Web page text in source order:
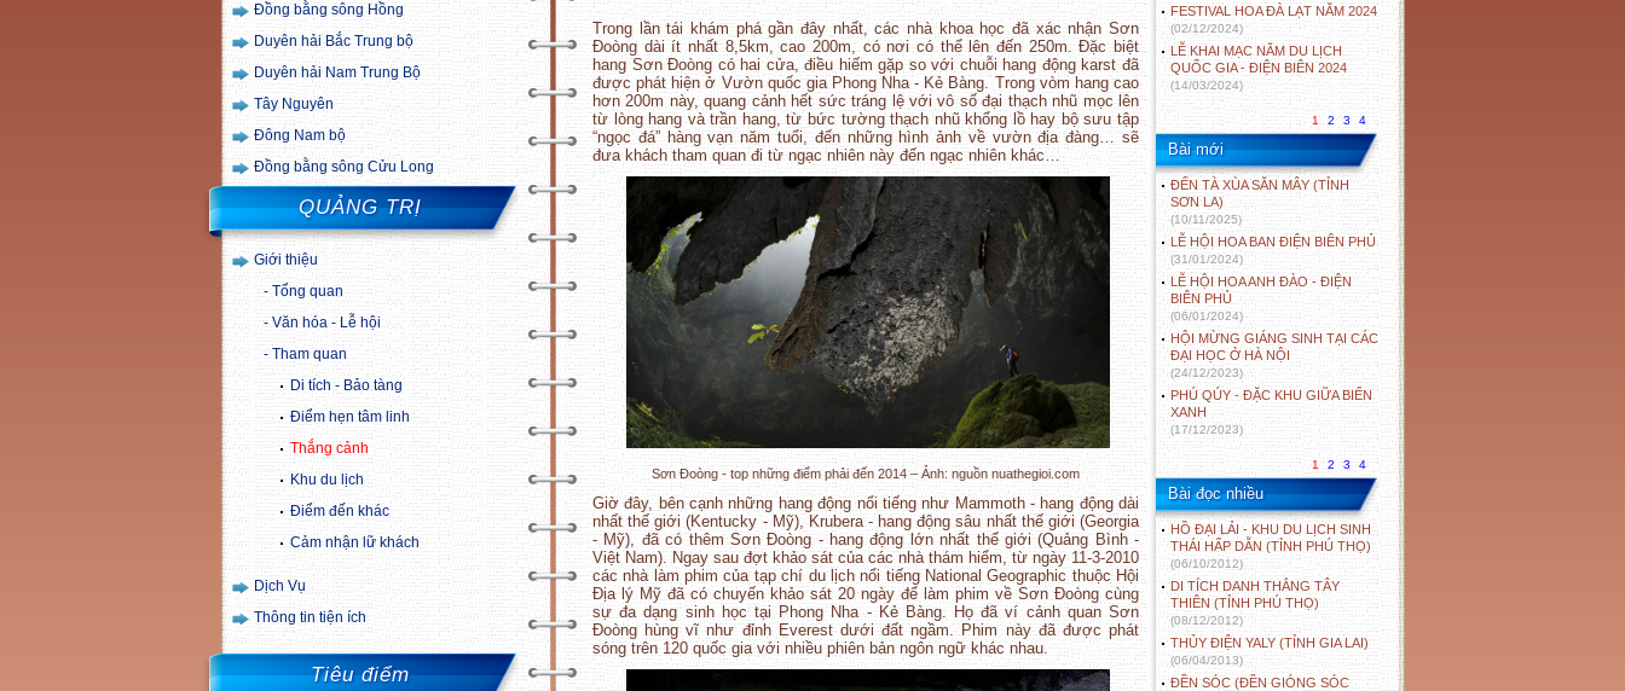
Đồng bằng sông Hồng
Duyên hải Bắc Trung bộ
Duyên hải Nam Trung Bộ
Tây Nguyên
Đông Nam bộ
Đồng bằng sông Cửu Long
QUẢNG TRỊ
Giới thiệu
Tổng quan
Văn hóa - Lễ hội
Tham quan
Di tích - Bảo tàng
Điểm hẹn tâm linh
Thắng cảnh
Khu du lịch
Điểm đến khác
Cảm nhận lữ khách
Dịch Vụ
Thông tin tiện ích
Tiêu điểm
Trong lần tái khám phá gần đây nhất, các nhà khoa học đã xác nhận Sơn
Đoòng dài ít nhất 8,5km, cao 200m, có nơi có thể lên đến 250m. Đặc biệt
hang Sơn Đoòng có hai cửa, điều hiếm gặp so với chuỗi hang động karst đã
được phát hiện ở Vườn quốc gia Phong Nha - Kẻ Bàng. Trong vòm hang cao
hơn 200m này, quang cảnh hết sức tráng lệ với vô số đại thạch nhũ mọc lên
từ lòng hang và trần hang, từ bức tường thạch nhũ khổng lồ hay bộ sưu tập
“ngọc đá” hàng vạn năm tuổi, đến những hình ảnh về vườn địa đàng… sẽ
đưa khách tham quan đi từ ngạc nhiên này đến ngạc nhiên khác…
Sơn Đoòng - top những điểm phải đến 2014 – Ảnh: nguồn nuathegioi.com
Giờ đây, bên cạnh những hang động nổi tiếng như Mammoth - hang động dài
nhất thế giới (Kentucky - Mỹ), Krubera - hang động sâu nhất thế giới (Georgia
- Mỹ), đã có thêm Sơn Đoòng - hang động lớn nhất thế giới (Quảng Bình -
Việt Nam). Ngay sau đợt khảo sát của các nhà thám hiểm, từ ngày 11-3-2010
các nhà làm phim của tạp chí du lịch nổi tiếng National Geographic thuộc Hội
Địa lý Mỹ đã có chuyến khảo sát 20 ngày để làm phim về Sơn Đoòng cùng
sự đa dạng sinh học tại Phong Nha - Kẻ Bàng. Họ đã ví cảnh quan Sơn
Đoòng hùng vĩ như đỉnh Everest dưới đất ngầm. Phim này đã được phát
sóng trên 120 quốc gia với nhiều phiên bản ngôn ngữ khác nhau.
FESTIVAL HOA ĐÀ LẠT NĂM 2024
(02/12/2024)
LỄ KHAI MẠC NĂM DU LỊCH
QUỐC GIA - ĐIỆN BIÊN 2024
(14/03/2024)
1 2 3 4
Bài mới
ĐẾN TÀ XÙA SĂN MÂY (TỈNH
SƠN LA)
(10/11/2025)
LỄ HỘI HOA BAN ĐIỆN BIÊN PHỦ
(31/01/2024)
LỄ HỘI HOA ANH ĐÀO - ĐIỆN
BIÊN PHỦ
(06/01/2024)
HỘI MỪNG GIÁNG SINH TẠI CÁC
ĐẠI HỌC Ở HÀ NỘI
(24/12/2023)
PHÚ QÚY - ĐẶC KHU GIỮA BIỂN
XANH
(17/12/2023)
1 2 3 4
Bài đọc nhiều
HỒ ĐẠI LẢI - KHU DU LỊCH SINH
THÁI HẤP DẪN (TỈNH PHÚ THỌ)
(06/10/2012)
DI TÍCH DANH THẮNG TÂY
THIÊN (TỈNH PHÚ THỌ)
(08/12/2012)
THỦY ĐIỆN YALY (TỈNH GIA LAI)
(06/04/2013)
ĐỀN SÓC (ĐỀN GIÓNG SÓC